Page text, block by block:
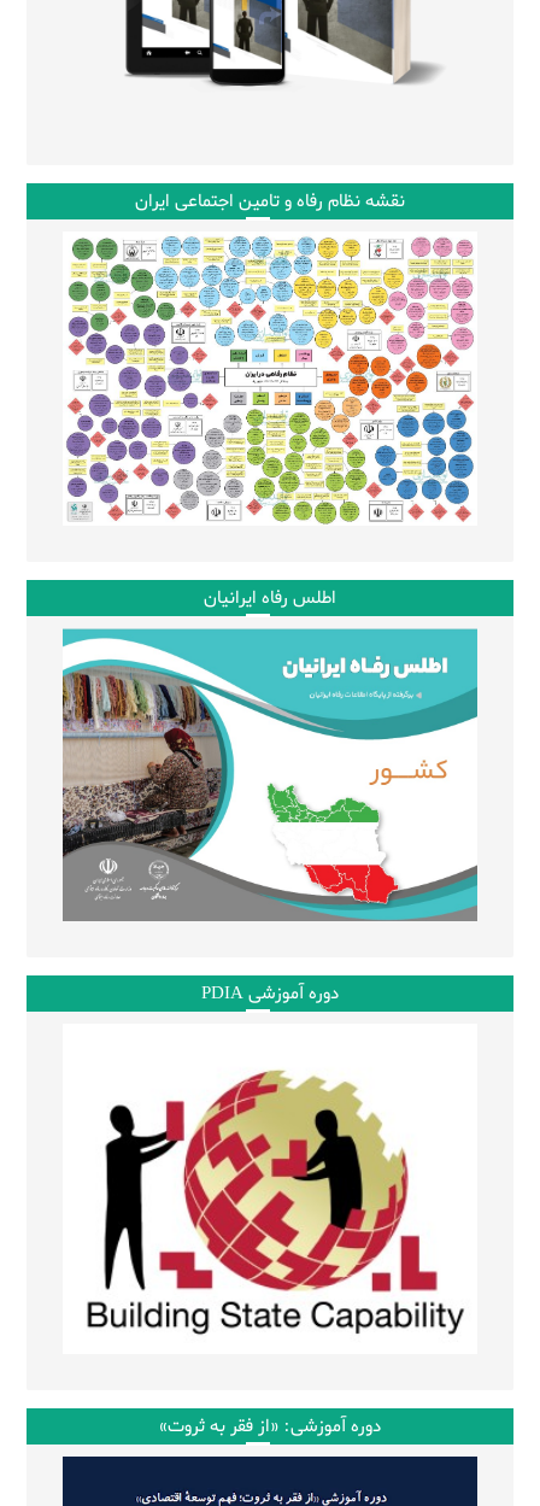
نقشه نظام رفاه و تامین اجتماعی ایران
اطلس رفاه ایرانیان
دوره آموزشی PDIA
دوره آموزشی: «از فقر به ثروت»